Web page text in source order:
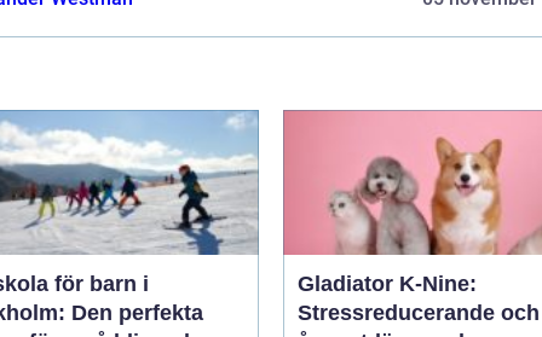
för barn i
Den perfekta
Gladiator K-Nine:
Stressreducerande och